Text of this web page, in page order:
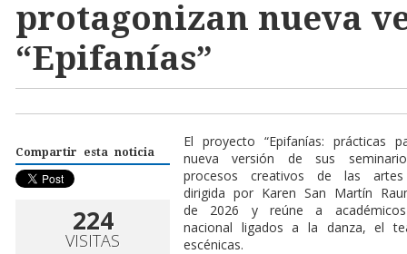
protagonizan nueva
“Epifanías”
Compartir esta noticia
224
VISITAS
El proyecto “Epifanías: prácticas
nueva versión de sus
procesos creativos de las
dirigida por Karen San Martín
de 2026 y reúne a
nacional ligados a la danza, el
escénicas.